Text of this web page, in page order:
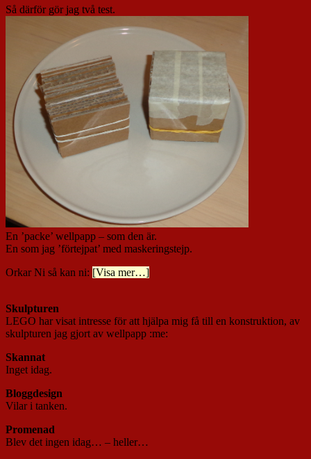
Så därför gör jag två test.
En ’packe’ wellpapp – som den är.
En som jag ’förtejpat’ med maskeringstejp.
Orkar Ni så kan ni: [Visa mer…]
Skulpturen
LEGO har visat intresse för att hjälpa mig få till en konstruktion, av
skulpturen jag gjort av wellpapp :me:
Skannat
Inget idag.
Bloggdesign
Vilar i tanken.
Promenad
Blev det ingen idag… – heller…